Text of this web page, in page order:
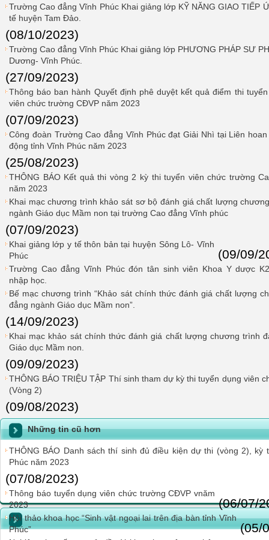
Trường Cao đẳng Vĩnh Phúc Khai giảng lớp KỸ NĂNG GIAO TIẾP
tế huyện Tam Đảo.
(08/10/2023)
Trường Cao đẳng Vĩnh Phúc Khai giảng lớp PHƯƠNG PHÁP SƯ
Dương- Vĩnh Phúc.
(27/09/2023)
Thông báo ban hành Quyết định phê duyệt kết quả điểm thi
viên chức trường CĐVP năm 2023
(07/09/2023)
Công đoàn Trường Cao đẳng Vĩnh Phúc đạt Giải Nhì tại Liên
động tỉnh Vĩnh Phúc năm 2023
(25/08/2023)
THÔNG BÁO Kết quả thi vòng 2 kỳ thi tuyển viên chức trường
năm 2023
Khai mạc chương trình khảo sát sơ bộ đánh giá chất lượng
ngành Giáo dục Mầm non tại trường Cao đẳng Vĩnh phúc
(07/09/2023)
Khai giảng lớp y tế thôn bản tại huyện Sông Lô- Vĩnh
Phúc
(09/09/
Trường Cao đẳng Vĩnh Phúc đón tân sinh viên Khoa Y dược
nhập học.
Bế mạc chương trình “Khảo sát chính thức đánh giá chất lượng
đẳng ngành Giáo dục Mầm non”.
(14/09/2023)
Khai mạc khảo sát chính thức đánh giá chất lượng chương trình
Giáo dục Mầm non.
(09/09/2023)
THÔNG BÁO TRIỆU TẬP Thí sinh tham dự kỳ thi tuyển dụng viên
(Vòng 2)
(09/08/2023)
Những tin cũ hơn
THÔNG BÁO Danh sách thí sinh đủ điều kiện dự thi (vòng 2),
Phúc năm 2023
(07/08/2023)
Thông báo tuyển dụng viên chức trường CĐVP vnăm
2023
(06/07/
Hội thảo khoa học “Sinh vật ngoại lai trên địa bàn tỉnh Vĩnh
Phúc”
(05/